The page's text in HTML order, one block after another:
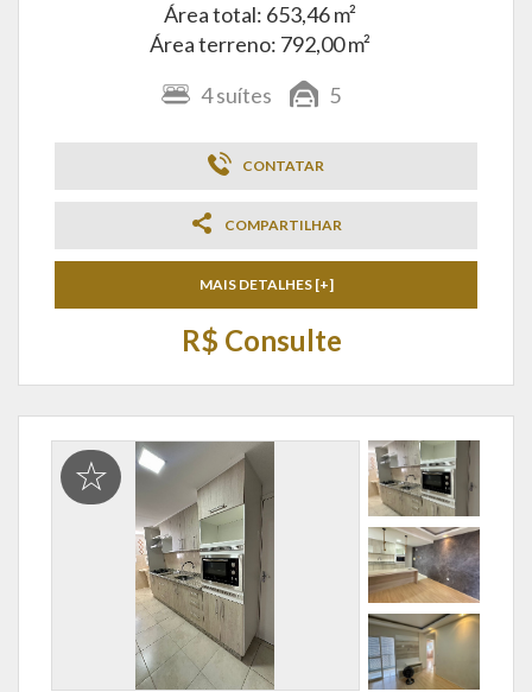
Área total: 653,46 m²
Área terreno: 792,00 m²
4suítes 5
CONTATAR
COMPARTILHAR
MAIS DETALHES [+]
R$ Consulte